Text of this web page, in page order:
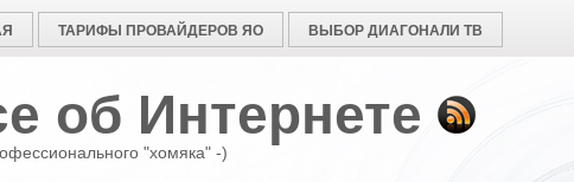
ТАРИФЫ ПРОВАЙДЕРОВ ЯО ВЫБОР ДИАГОНАЛИ ТВ
об Интернете
"хомяка" -)